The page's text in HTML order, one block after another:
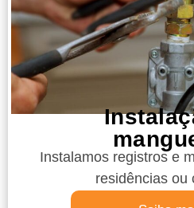
Instalamos registros e
residências ou